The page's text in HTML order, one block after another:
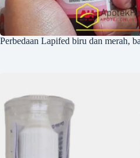
Perbedaan Lapifed biru dan merah,